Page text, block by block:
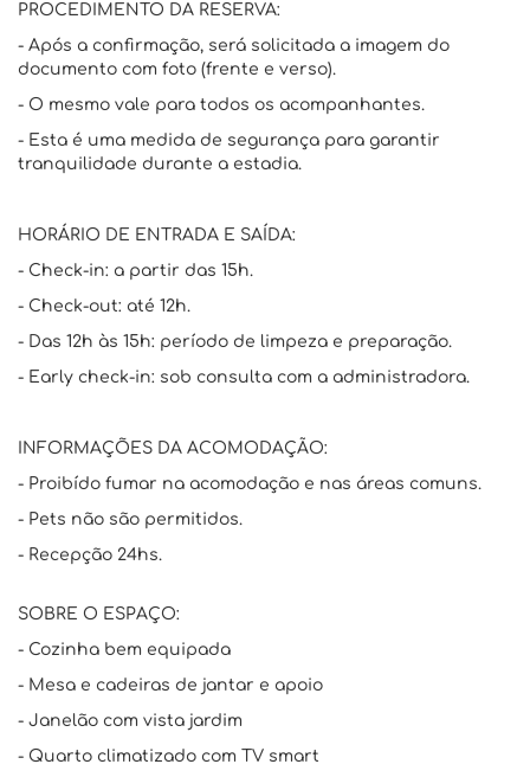
PROCEDIMENTO DA RESERVA:
- Após a confirmação, será solicitada a imagem do
documento com foto (frente e verso).
- O mesmo vale para todos os acompanhantes.
- Esta é uma medida de segurança para garantir
tranquilidade durante a estadia.
HORÁRIO DE ENTRADA E SAÍDA:
- Check-in: a partir das 15h.
- Check-out: até 12h.
- Das 12h às 15h: período de limpeza e preparação.
- Early check-in: sob consulta com a administradora.
INFORMAÇÕES DA ACOMODAÇÃO:
- Proibído fumar na acomodação e nas áreas comuns.
- Pets não são permitidos.
- Recepção 24hs.
SOBRE O ESPAÇO:
- Cozinha bem equipada
- Mesa e cadeiras de jantar e apoio
- Janelão com vista jardim
- Quarto climatizado com TV smart